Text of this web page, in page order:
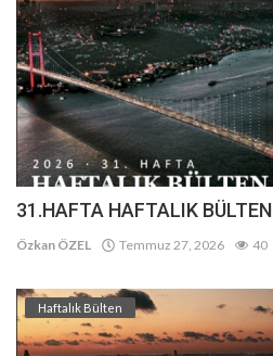
31.HAFTA HAFTALIK BÜLTEN
Özkan ÖZEL Temmuz 27, 2026 40
Haftalık Bülten